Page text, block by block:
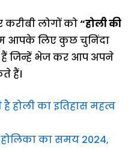
लोगों को“होली की
आपके लिए कुछ चुनिंदा
जिन्हें भेज कर आप अपने
हैं।
है होली का इतिहास महत्व
का समय 2024,